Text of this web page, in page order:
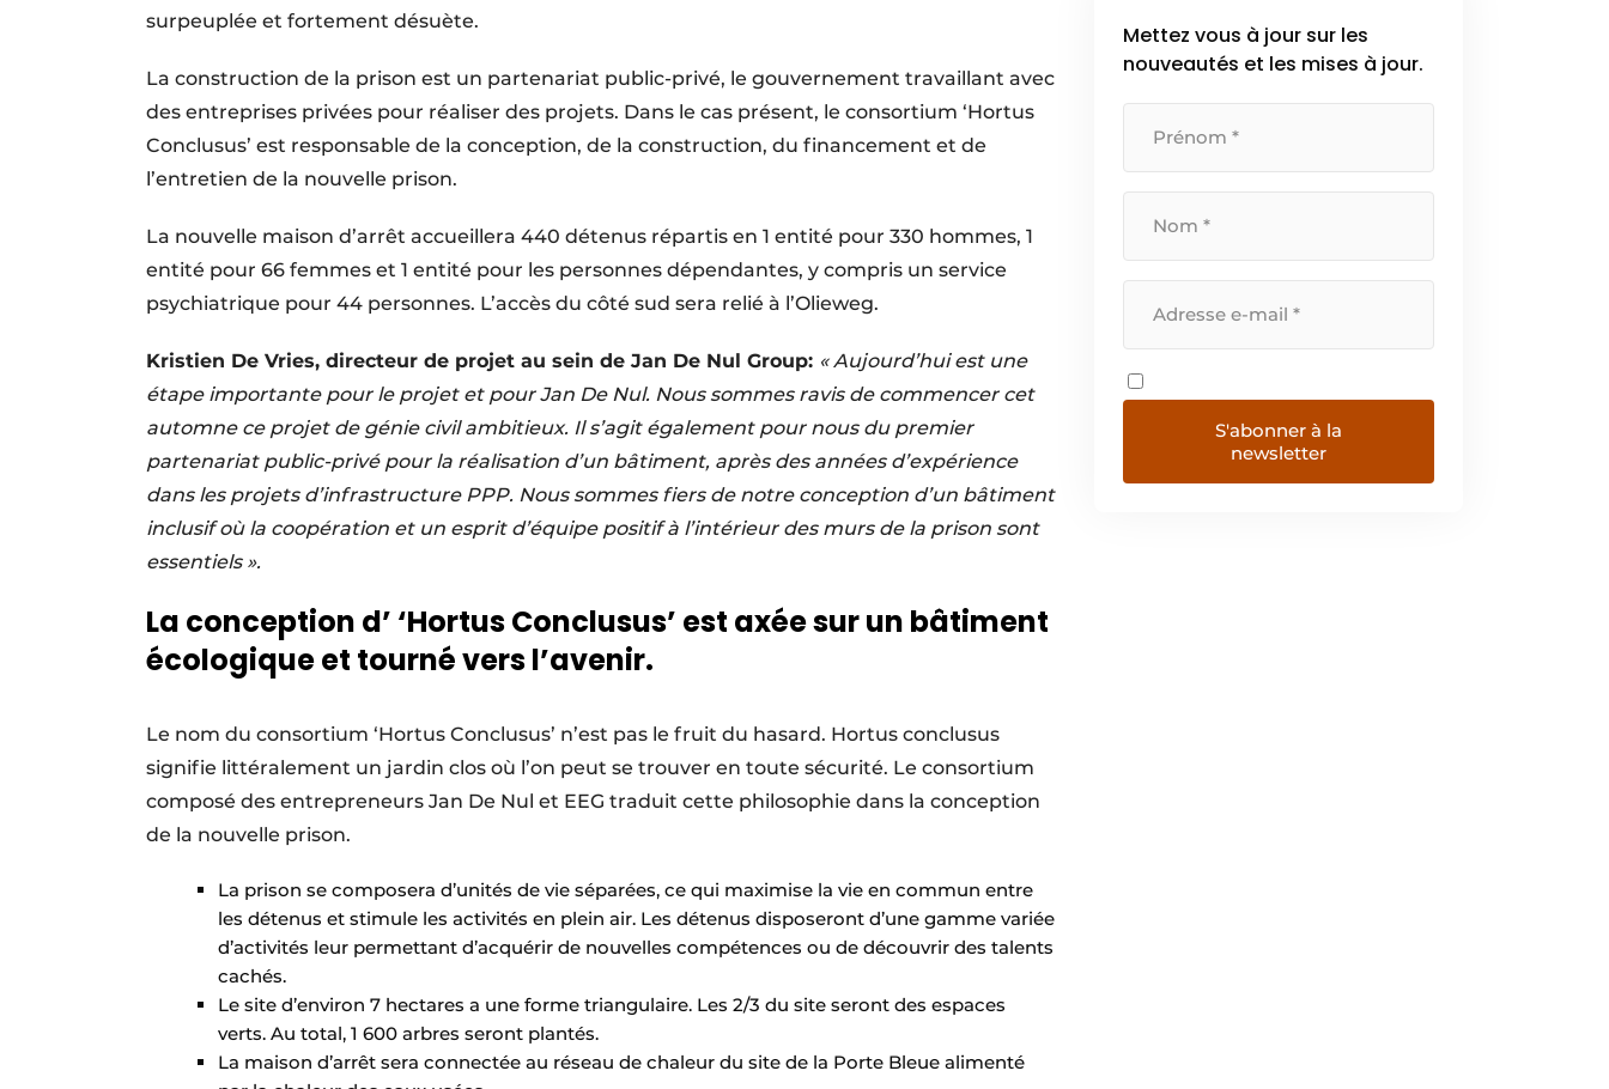
surpeuplée et fortement désuète.
La construction de la prison est un partenariat public-privé, le gouvernement travaillant avec
des entreprises privées pour réaliser des projets. Dans le cas présent, le consortium ‘Hortus
Conclusus’ est responsable de la conception, de la construction, du financement et de
l’entretien de la nouvelle prison.
La nouvelle maison d’arrêt accueillera 440 détenus répartis en 1 entité pour 330 hommes, 1
entité pour 66 femmes et 1 entité pour les personnes dépendantes, y compris un service
psychiatrique pour 44 personnes. L’accès du côté sud sera relié à l’Olieweg.
Kristien De Vries, directeur de projet au sein de Jan De Nul Group: « Aujourd’hui est une
étape importante pour le projet et pour Jan De Nul. Nous sommes ravis de commencer cet
automne ce projet de génie civil ambitieux. Il s’agit également pour nous du premier
partenariat public-privé pour la réalisation d’un bâtiment, après des années d’expérience
dans les projets d’infrastructure PPP. Nous sommes fiers de notre conception d’un bâtiment
inclusif où la coopération et un esprit d’équipe positif à l’intérieur des murs de la prison sont
essentiels ».
La conception d’ ‘Hortus Conclusus’ est axée sur un bâtiment
écologique et tourné vers l’avenir.
Le nom du consortium ‘Hortus Conclusus’ n’est pas le fruit du hasard. Hortus conclusus
signifie littéralement un jardin clos où l’on peut se trouver en toute sécurité. Le consortium
composé des entrepreneurs Jan De Nul et EEG traduit cette philosophie dans la conception
de la nouvelle prison.
La prison se composera d’unités de vie séparées, ce qui maximise la vie en commun entre
les détenus et stimule les activités en plein air. Les détenus disposeront d’une gamme variée
d’activités leur permettant d’acquérir de nouvelles compétences ou de découvrir des talents
cachés.
Le site d’environ 7 hectares a une forme triangulaire. Les 2/3 du site seront des espaces
verts. Au total, 1 600 arbres seront plantés.
La maison d’arrêt sera connectée au réseau de chaleur du site de la Porte Bleue alimenté
Mettez vous à jour sur les
nouveautés et les mises à jour.
S'abonner à la
newsletter